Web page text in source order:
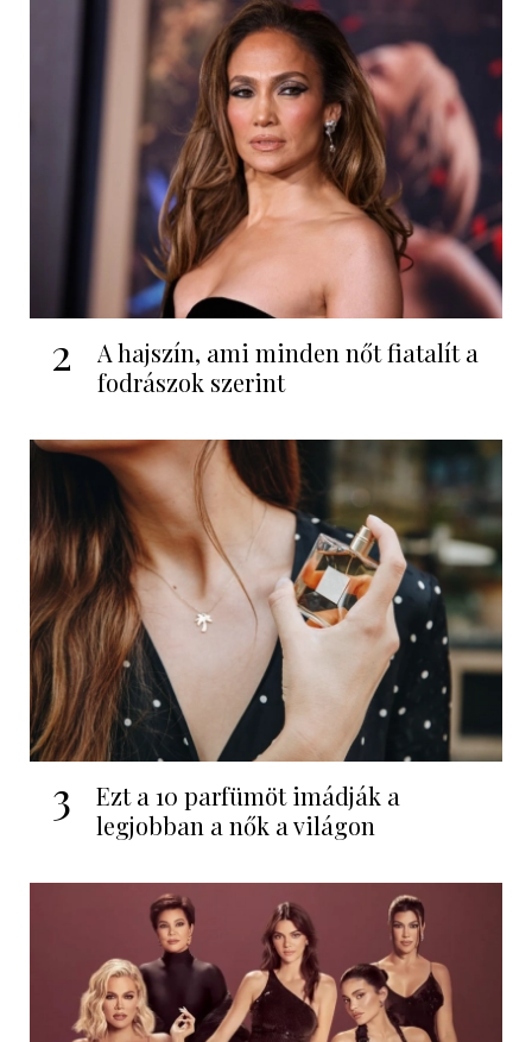
2
A hajszín, ami minden nőt fiatalít a
fodrászok szerint
3
Ezt a 10 parfümöt imádják a
legjobban a nők a világon